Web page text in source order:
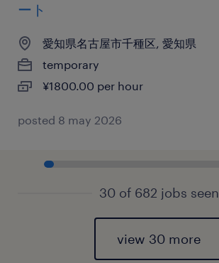
ート
愛知県名古屋市千種区, 愛知県
temporary
¥1800.00 per hour
posted 8 may 2026
30 of 682 jobs seen
view 30 more